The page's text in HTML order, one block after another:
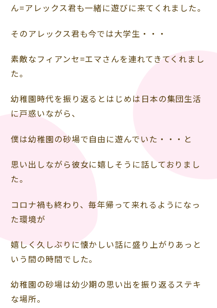
ん=アレックス君も一緒に遊びに来てくれました。
そのアレックス君も今では大学生・・・
素敵なフィアンセ=エマさんを連れてきてくれまし
た。
幼稚園時代を振り返るとはじめは日本の集団生活
に戸惑いながら、
僕は幼稚園の砂場で自由に遊んでいた・・・と
思い出しながら彼女に嬉しそうに話しておりまし
た。
コロナ禍も終わり、毎年帰って来れるようになっ
た環境が
嬉しく久しぶりに懐かしい話に盛り上がりあっと
いう間の時間でした。
幼稚園の砂場は幼少期の思い出を振り返るステキ
な場所。